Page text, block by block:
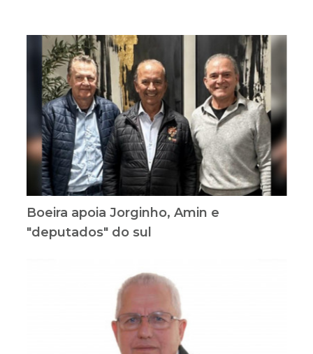
Boeira apoia Jorginho, Amin e
"deputados" do sul